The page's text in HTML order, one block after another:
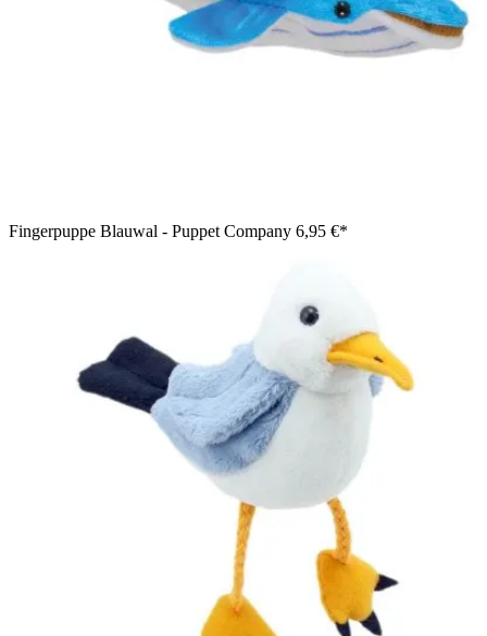
Fingerpuppe Blauwal - Puppet Company 6,95 €*